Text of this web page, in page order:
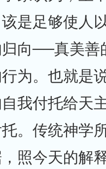
该是足够使人
归向──真美
为。也就是
我付托给天
。传统神学
照今天的解